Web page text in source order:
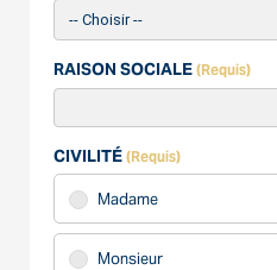
RAISON SOCIALE (Requis)
CIVILITÉ (Requis)
Madame
Monsieur